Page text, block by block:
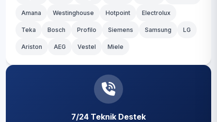
Tavas
Amana Westinghouse Hotpoint Electrolux
Teka Bosch Profilo Siemens Samsung LG
Ariston AEG Vestel Miele
7/24 Teknik Destek